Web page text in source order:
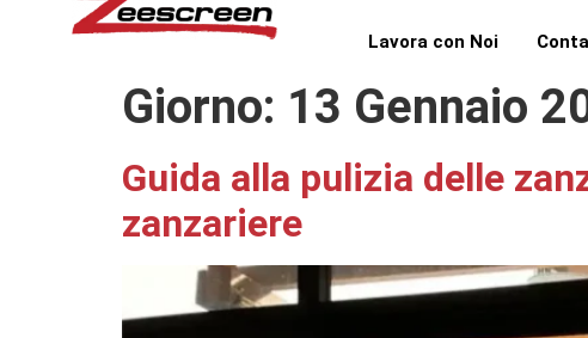
Lavora con Noi
Giorno: 13 Gennaio
Guida alla pulizia delle
zanzariere